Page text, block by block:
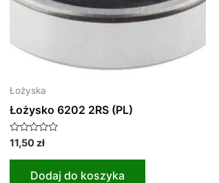
Łożyska
Łożysko 6202 2RS (PL)
Oceniono
na
11,50 zł
Dodaj do koszyka